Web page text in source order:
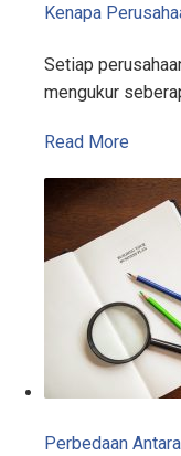
Kenapa
Setiap
mengukur
Read More
Perbedaan